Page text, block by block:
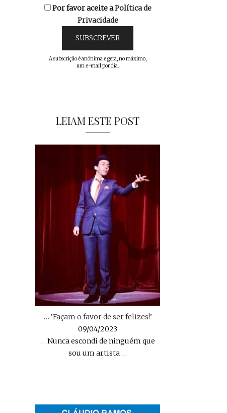
Por favor aceite aPolítica de
Privacidade
A subscrição é anónima e gera, no máximo,
um e-mail por dia.
LEIAM ESTE POST
… ‘Façam o favor de ser felizes!’
09/04/2023
… Nunca escondi de ninguém que
sou um artista…